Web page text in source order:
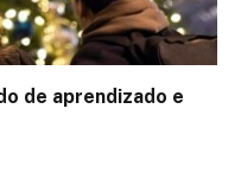
de aprendizado e